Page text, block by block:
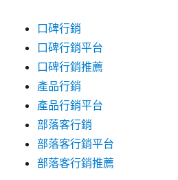
口碑行銷
口碑行銷平台
口碑行銷推薦
產品行銷
產品行銷平台
部落客行銷
部落客行銷平台
部落客行銷推薦